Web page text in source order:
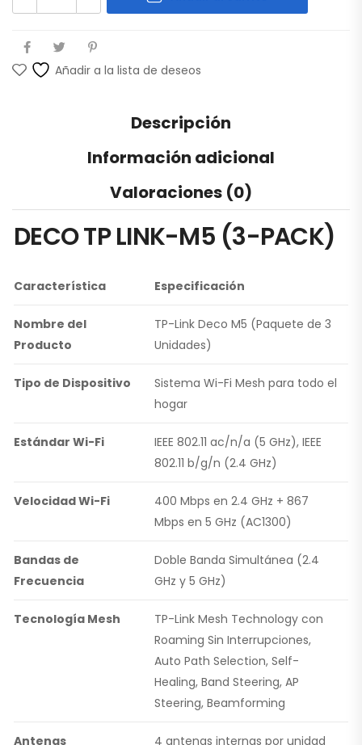
Añadir a la lista de deseos
Descripción
Información adicional
Valoraciones (0)
DECO TP LINK-M5 (3-PACK)
Característica Especificación
Nombre del
Producto
TP-Link Deco M5 (Paquete de 3
Unidades)
Tipo de Dispositivo
Sistema Wi-Fi Mesh para todo el
hogar
Estándar Wi-Fi
IEEE 802.11 ac/n/a (5 GHz), IEEE
802.11 b/g/n (2.4 GHz)
Velocidad Wi-Fi
400 Mbps en 2.4 GHz + 867
Mbps en 5 GHz (AC1300)
Bandas de
Frecuencia
Doble Banda Simultánea (2.4
GHz y 5 GHz)
Tecnología Mesh
TP-Link Mesh Technology con
Roaming Sin Interrupciones,
Auto Path Selection, Self-
Healing, Band Steering, AP
Steering, Beamforming
Antenas 4 antenas internas por unidad